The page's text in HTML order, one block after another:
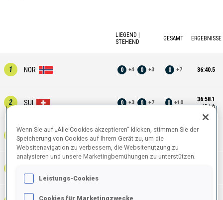
LIEGEND |
STEHEND
GESAMT ERGEBNISSE
1 NOR 0 +4 0 +3 0 +7 36:40.5
2 SUI 0 +3 0 +7 0 +10
36:58.1
+17.6
LAT 0 +2
37:10.0
Wenn Sie auf „Alle Cookies akzeptieren“ klicken, stimmen Sie der
Speicherung von Cookies auf Ihrem Gerät zu, um die
Websitenavigation zu verbessern, die Websitenutzung zu
analysieren und unsere Marketingbemühungen zu unterstützen.
Leistungs-Cookies
Cookies für Marketingzwecke